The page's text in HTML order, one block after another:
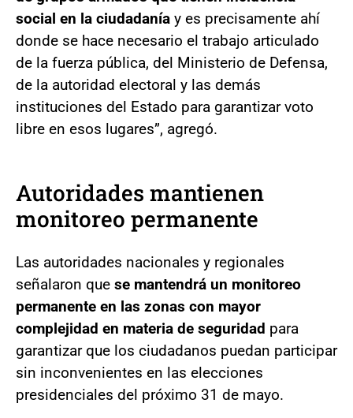
social en la ciudadanía y es precisamente ahí
donde se hace necesario el trabajo articulado
de la fuerza pública, del Ministerio de Defensa,
de la autoridad electoral y las demás
instituciones del Estado para garantizar voto
libre en esos lugares”, agregó.
Autoridades mantienen
monitoreo permanente
Las autoridades nacionales y regionales
señalaron que se mantendrá un monitoreo
permanente en las zonas con mayor
complejidad en materia de seguridad para
garantizar que los ciudadanos puedan participar
sin inconvenientes en las elecciones
presidenciales del próximo 31 de mayo.